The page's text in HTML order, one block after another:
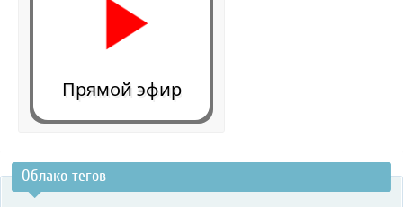
Прямой эфир
Облако тегов